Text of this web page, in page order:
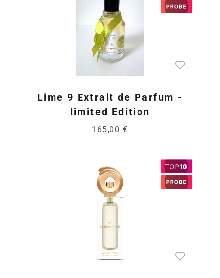
Lime 9 Extrait de Parfum -
limited Edition
165,00 €